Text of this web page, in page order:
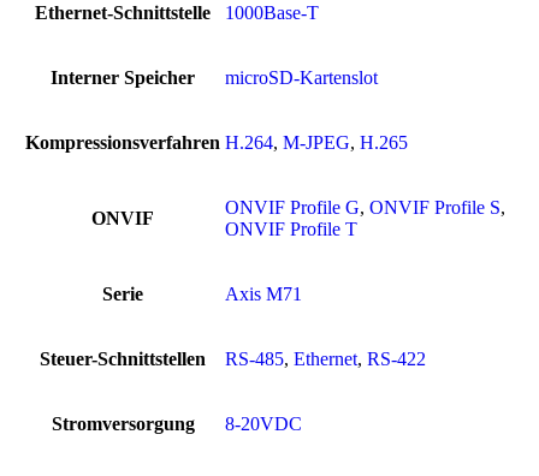
Ethernet-Schnittstelle 1000Base-T
Interner Speicher microSD-Kartenslot
Kompressionsverfahren H.264, M-JPEG, H.265
ONVIF
ONVIF Profile G, ONVIF Profile S,
ONVIF Profile T
Serie Axis M71
Steuer-Schnittstellen RS-485, Ethernet, RS-422
Stromversorgung 8-20VDC